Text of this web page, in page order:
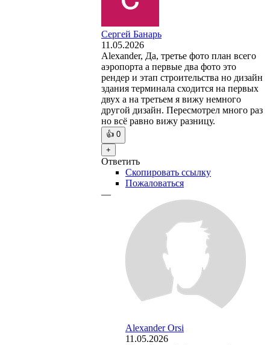
Сергей Банарь
11.05.2026
Alexander, Да, третье фото план всего
аэропорта а первые два фото это
рендер и этап строительства но дизайн
здания терминала сходится на первых
двух а на третьем я вижу немного
другой дизайн. Пересмотрел много раз
но всё равно вижу разницу.
👍 0
+
Ответить
Скопировать ссылку
Пожаловаться
—
Alexander Orsi
11.05.2026